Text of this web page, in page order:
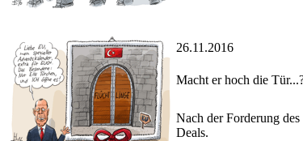
26.11.2016
Macht er hoch die
Nach der Forderung
Deals.